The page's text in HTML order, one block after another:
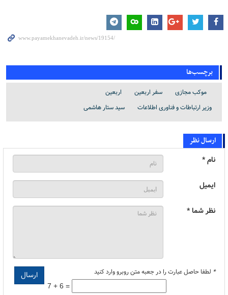
برچسب‌ها
موکب مجازی سفر اربعین
اربعین
وزیر ارتباطات و فناوری اطلاعات
سید ستار هاشمی
ارسال نظر
نام *
ایمیل
نظر شما *
* لطفا حاصل عبارت را در جعبه متن روبرو وارد کنید
7 + 6 =